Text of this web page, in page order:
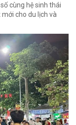
cùng hệ sinh thái
cho du lịch và